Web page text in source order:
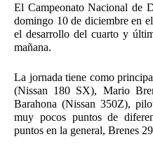
El Campeonato Nacional de
domingo 10 de diciembre en
el desarrollo del cuarto y
mañana.
La jornada tiene como
(Nissan 180 SX), Mario
Barahona (Nissan 350Z),
muy pocos puntos de
puntos en la general, Brenes